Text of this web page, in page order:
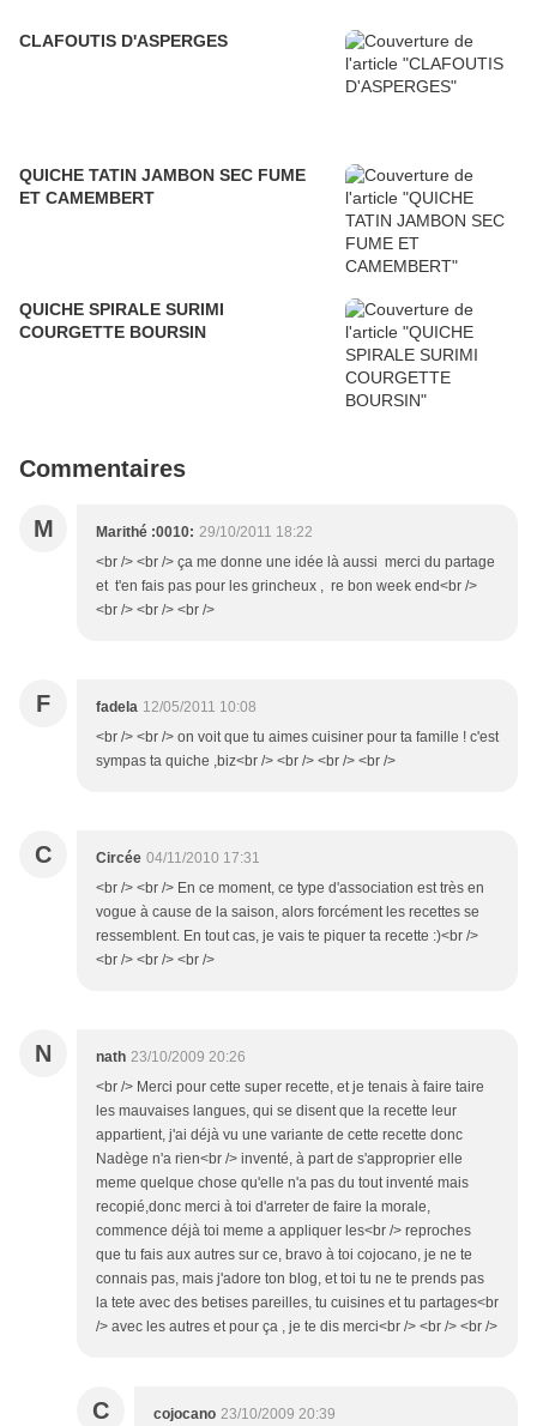
CLAFOUTIS D'ASPERGES
QUICHE TATIN JAMBON SEC FUME
ET CAMEMBERT
QUICHE SPIRALE SURIMI
COURGETTE BOURSIN
Commentaires
M Marithé :0010: 29/10/2011 18:22
<br /> <br /> ça me donne une idée là aussi merci du partage
et t'en fais pas pour les grincheux , re bon week end<br />
<br /> <br /> <br />
F fadela 12/05/2011 10:08
<br /> <br /> on voit que tu aimes cuisiner pour ta famille ! c'est
sympas ta quiche ,biz<br /> <br /> <br /> <br />
C Circée 04/11/2010 17:31
<br /> <br /> En ce moment, ce type d'association est très en
vogue à cause de la saison, alors forcément les recettes se
ressemblent. En tout cas, je vais te piquer ta recette :)<br />
<br /> <br /> <br />
N nath 23/10/2009 20:26
<br /> Merci pour cette super recette, et je tenais à faire taire
les mauvaises langues, qui se disent que la recette leur
appartient, j'ai déjà vu une variante de cette recette donc
Nadège n'a rien<br /> inventé, à part de s'approprier elle
meme quelque chose qu'elle n'a pas du tout inventé mais
recopié,donc merci à toi d'arreter de faire la morale,
commence déjà toi meme a appliquer les<br /> reproches
que tu fais aux autres sur ce, bravo à toi cojocano, je ne te
connais pas, mais j'adore ton blog, et toi tu ne te prends pas
la tete avec des betises pareilles, tu cuisines et tu partages<br
/> avec les autres et pour ça , je te dis merci<br /> <br /> <br />
C cojocano 23/10/2009 20:39